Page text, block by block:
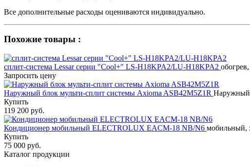
Все дополнительные расходы оцениваются индивидуально.
Похожие товары :
сплит-система Lessar серии "Cool+" LS-H18KPA2/LU-H18KPA2
Запросить цену
Наружный блок мульти-сплит системы Axioma ASB42M5Z1R Наружный
Купить
119 200 руб.
Кондиционер мобильный ELECTROLUX EACM-18 NB/N6 мобильный,
Купить
75 000 руб.
Каталог продукции